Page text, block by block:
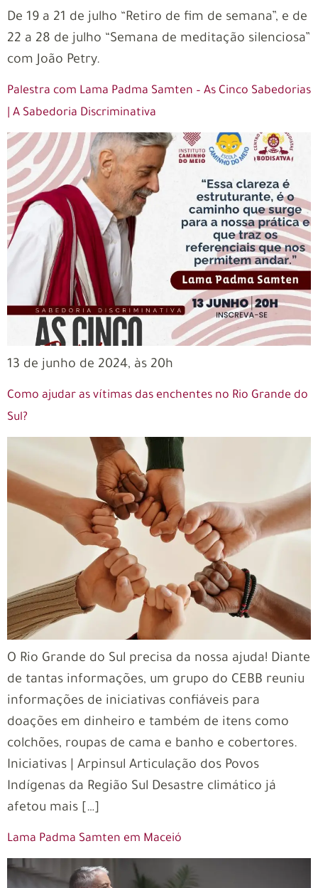
De 19 a 21 de julho “Retiro de fim de semana”, e de
22 a 28 de julho “Semana de meditação silenciosa”
com João Petry.
Palestra com Lama Padma Samten – As Cinco Sabedorias
| A Sabedoria Discriminativa
13 de junho de 2024, às 20h
Como ajudar as vítimas das enchentes no Rio Grande do
Sul?
O Rio Grande do Sul precisa da nossa ajuda! Diante
de tantas informações, um grupo do CEBB reuniu
informações de iniciativas confiáveis para
doações em dinheiro e também de itens como
colchões, roupas de cama e banho e cobertores.
Iniciativas | Arpinsul Articulação dos Povos
Indígenas da Região Sul Desastre climático já
afetou mais […]
Lama Padma Samten em Maceió